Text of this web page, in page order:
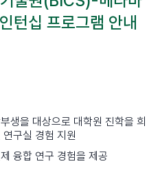
턴십 프로그램 안내
생을 대상으로 대학원 진학을 희
구실 경험 지원
융합 연구 경험을 제공